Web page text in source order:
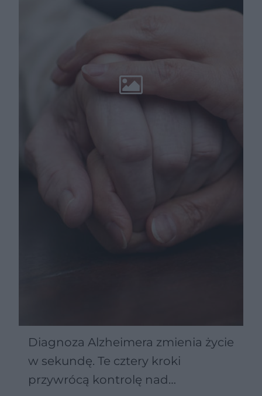
Diagnoza Alzheimera zmienia życie
w sekundę. Te cztery kroki
przywrócą kontrolę nad